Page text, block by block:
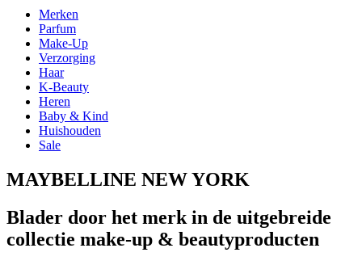
Merken
Parfum
Make-Up
Verzorging
Haar
K-Beauty
Heren
Baby & Kind
Huishouden
Sale
MAYBELLINE NEW YORK
Blader door het merk in de uitgebreide
collectie make-up & beautyproducten